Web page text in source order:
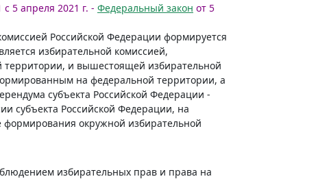
5 апреля 2021 г. - Федеральный закон от 5
Российской Федерации формируется
избирательной комиссией,
и вышестоящей избирательной
на федеральной территории, а
субъекта Российской Федерации -
субъекта Российской Федерации, на
формирования окружной избирательной
избирательных прав и права на